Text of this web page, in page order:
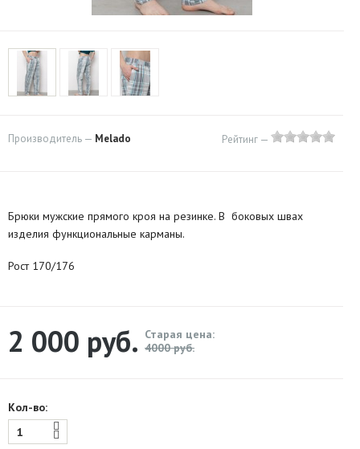
Производитель — Melado Рейтинг —
Брюки мужские прямого кроя на резинке. В боковых швах
изделия функциональные карманы.
Рост 170/176
2 000 руб. Старая цена:
4000 руб.
Кол-во: